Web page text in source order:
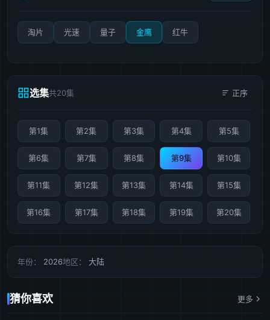
淘片 光速 量子 金鹰 红牛
选集共20集 正序
第1集 第2集 第3集 第4集 第5集
第6集 第7集 第8集 第9集 第10集
第11集 第12集 第13集 第14集 第15集
第16集 第17集 第18集 第19集 第20集
年份： 2026地区： 大陆
猜你喜欢 更多